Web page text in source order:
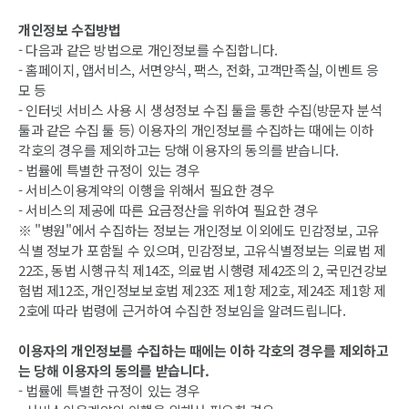
개인정보 수집방법
- 다음과 같은 방법으로 개인정보를 수집합니다.
- 홈페이지, 앱서비스, 서면양식, 팩스, 전화, 고객만족실, 이벤트 응
모 등
- 인터넷 서비스 사용 시 생성정보 수집 툴을 통한 수집(방문자 분석
툴과 같은 수집 툴 등) 이용자의 개인정보를 수집하는 때에는 이하
각호의 경우를 제외하고는 당해 이용자의 동의를 받습니다.
- 법률에 특별한 규정이 있는 경우
- 서비스이용계약의 이행을 위해서 필요한 경우
- 서비스의 제공에 따른 요금정산을 위하여 필요한 경우
※ "병원"에서 수집하는 정보는 개인정보 이외에도 민감정보, 고유
식별 정보가 포함될 수 있으며, 민감정보, 고유식별정보는 의료법 제
22조, 동법 시행규칙 제14조, 의료법 시행령 제42조의 2, 국민건강보
험법 제12조, 개인정보보호법 제23조 제1항 제2호, 제24조 제1항 제
2호에 따라 법령에 근거하여 수집한 정보임을 알려드립니다.
이용자의 개인정보를 수집하는 때에는 이하 각호의 경우를 제외하고
는 당해 이용자의 동의를 받습니다.
- 법률에 특별한 규정이 있는 경우